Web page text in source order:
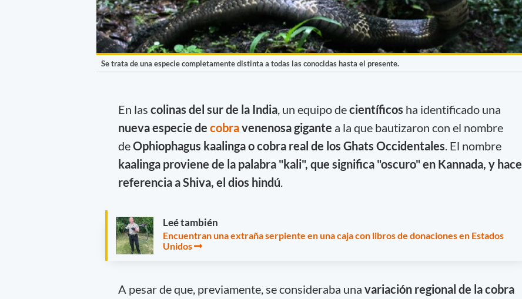
Se trata de una especie completamente distinta a todas las conocidas hasta el presente.
En las colinas del sur de la India, un equipo decientíficos ha identificado una
nueva especie de cobravenenosa gigante a la que bautizaron con el nombre
deOphiophagus kaalinga o cobra real de los Ghats Occidentales . El nombre
kaalinga proviene de la palabra "kali", que significa "oscuro" en Kannada, y hace
referencia a Shiva, el dios hindú
Leé también
Encuentran una extraña serpiente en una caja con libros de donaciones en Estados
Unidos
A pesar de que, previamente, se consideraba una variación regional de la cobra